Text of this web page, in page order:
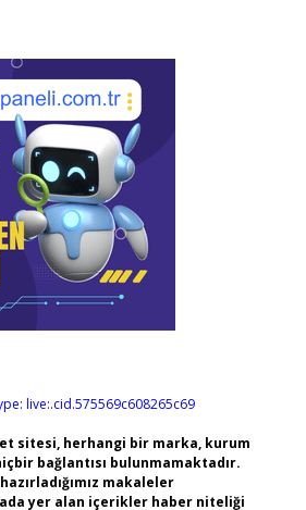
live:.cid.575569c608265c69
sitesi, herhangi bir marka, kurum
bağlantısı bulunmamaktadır.
makaleler
yer alan içerikler haber niteliği